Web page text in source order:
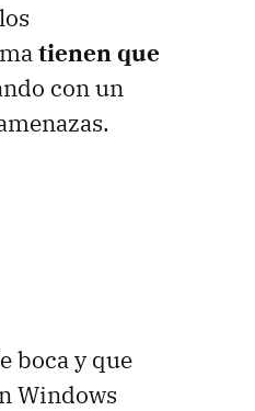
tienen que
con un
boca y que
Windows